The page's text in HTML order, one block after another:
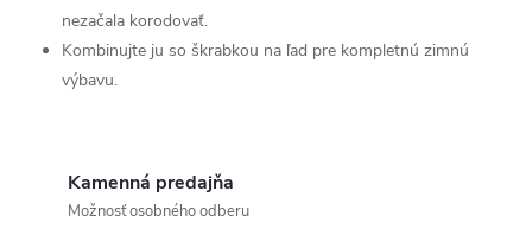
nezačala korodovať.
Kombinujte ju so škrabkou na ľad pre kompletnú zimnú
výbavu.
Kamenná predajňa
Možnosť osobného odberu